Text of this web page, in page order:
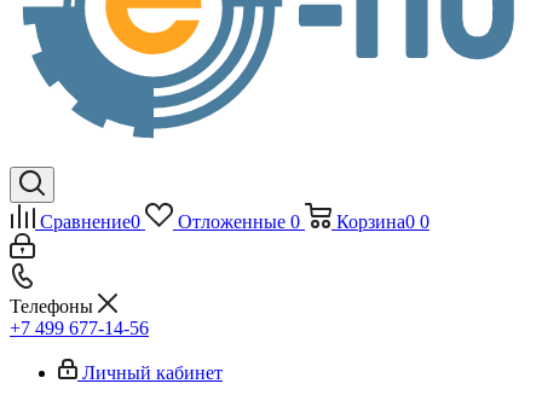
Сравнение0 Отложенные 0 Корзина0 0
Телефоны
+7 499 677-14-56
Личный кабинет